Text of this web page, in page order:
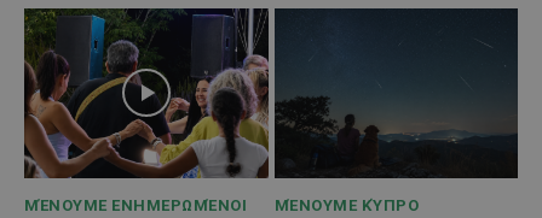
ΜΈΝΟΥΜΕ ΕΝΗΜΕΡΩΜΈΝΟΙ ΜΈΝΟΥΜΕ ΚΎΠΡΟ